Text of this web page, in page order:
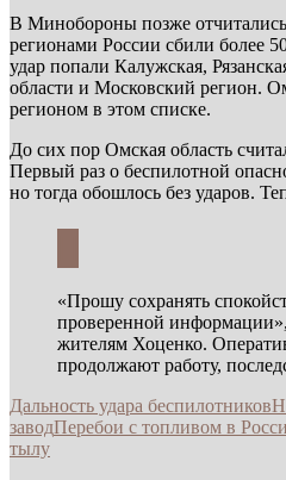
В Минобороны позже
регионами России сбили более
удар попали Калужская,
области и Московский регион.
регионом в этом списке.
До сих пор Омская область
Первый раз о беспилотной
но тогда обошлось без ударов.
«Прошу сохранять
проверенной
жителям Хоценко.
продолжают работу,
Дальность удара беспилотников
заводПеребои с топливом в
тылу